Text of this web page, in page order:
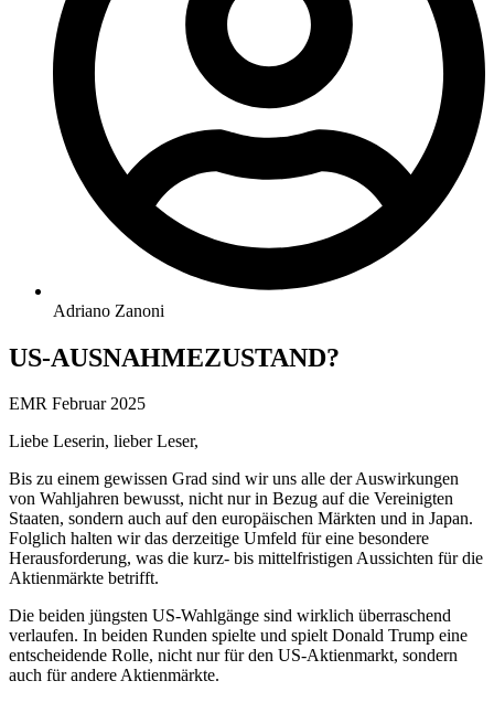
Adriano Zanoni
US-AUSNAHMEZUSTAND?
EMR Februar 2025
Liebe Leserin, lieber Leser,
Bis zu einem gewissen Grad sind wir uns alle der Auswirkungen
von Wahljahren bewusst, nicht nur in Bezug auf die Vereinigten
Staaten, sondern auch auf den europäischen Märkten und in Japan.
Folglich halten wir das derzeitige Umfeld für eine besondere
Herausforderung, was die kurz- bis mittelfristigen Aussichten für die
Aktienmärkte betrifft.
Die beiden jüngsten US-Wahlgänge sind wirklich überraschend
verlaufen. In beiden Runden spielte und spielt Donald Trump eine
entscheidende Rolle, nicht nur für den US-Aktienmarkt, sondern
auch für andere Aktienmärkte.